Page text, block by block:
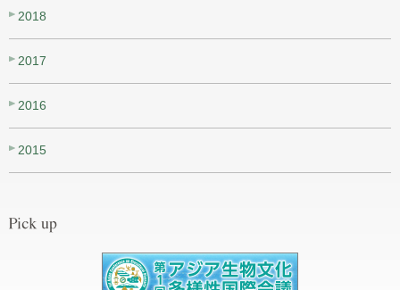
2018
2017
2016
2015